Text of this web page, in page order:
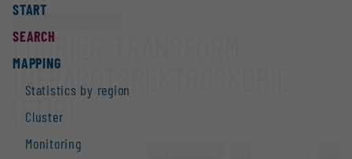
START
SEARCH
MAPPING
Statistics by region
Cluster
Monitoring
FOURIER-TRANSFORM-
INFRAROTSPEKTROSKOPIE
(FTIR)